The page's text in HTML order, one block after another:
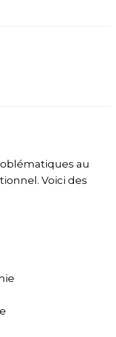
au
Voici des